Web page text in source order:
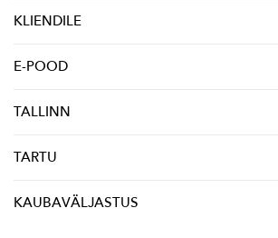
KLIENDILE
E-POOD
TALLINN
TARTU
KAUBAVÄLJASTUS